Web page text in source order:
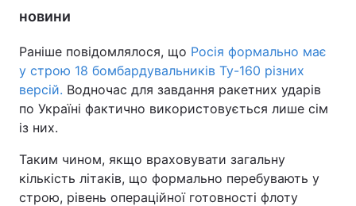
новини
Раніше повідомлялося, що Росія формально має
у строю 18 бомбардувальників Ту-160 різних
версій. Водночас для завдання ракетних ударів
по Україні фактично використовується лише сім
із них.
Таким чином, якщо враховувати загальну
кількість літаків, що формально перебувають у
строю, рівень операційної готовності флоту